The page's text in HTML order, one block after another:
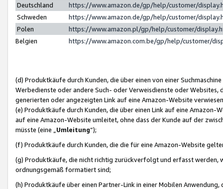
Deutschland
https://www.amazon.de/gp/help/customer/
Schweden
https://www.amazon.de/gp/help/customer/
Polen
https://www.amazon.pl/gp/help/customer/
Belgien
https://www.amazon.com.be/gp/help/customer/
(d) Produktkäufe durch Kunden, die über einen von einer
Werbedienste oder andere Such- oder Verweisdienste oder Websites,
generierten oder angezeigten Link auf eine Amazon-Website
(e) Produktkäufe durch Kunden, die über einen Link auf eine
auf eine Amazon-Website umleitet, ohne dass der Kunde auf der
müsste (eine „ Umleitung“);
(f) Produktkäufe durch Kunden, die die für eine Amazon-Website
(g) Produktkäufe, die nicht richtig zurückverfolgt und erfasst werden,
ordnungsgemäß formatiert sind;
(h) Produktkäufe über einen Partner-Link in einer Mobilen